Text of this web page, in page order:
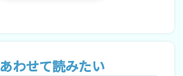
あわせて読みたい